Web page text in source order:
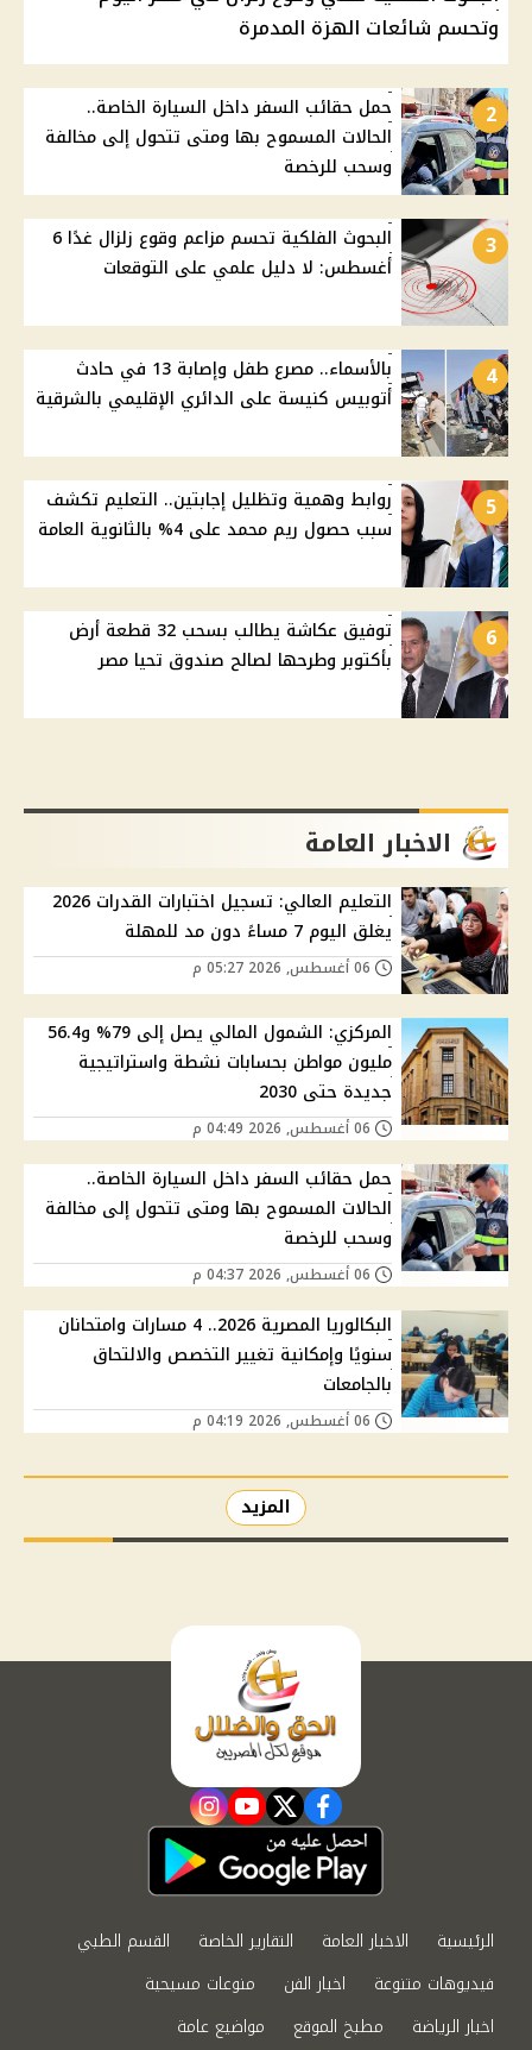
وتحسم شائعات الهزة المدمرة
2
حمل حقائب السفر داخل السيارة الخاصة..
الحالات المسموح بها ومتى تتحول إلى مخالفة
وسحب للرخصة
3
البحوث الفلكية تحسم مزاعم وقوع زلزال غدًا 6
أغسطس: لا دليل علمي على التوقعات
4
بالأسماء.. مصرع طفل وإصابة 13 في حادث
أتوبيس كنيسة على الدائري الإقليمي بالشرقية
5
روابط وهمية وتظليل إجابتين.. التعليم تكشف
سبب حصول ريم محمد على 4% بالثانوية العامة
6
توفيق عكاشة يطالب بسحب 32 قطعة أرض
بأكتوبر وطرحها لصالح صندوق تحيا مصر
الاخبار العامة
التعليم العالي: تسجيل اختبارات القدرات 2026
يغلق اليوم 7 مساءً دون مد للمهلة
المركزي: الشمول المالي يصل إلى 79% و56.4
مليون مواطن بحسابات نشطة واستراتيجية
جديدة حتى 2030
حمل حقائب السفر داخل السيارة الخاصة..
الحالات المسموح بها ومتى تتحول إلى مخالفة
وسحب للرخصة
البكالوريا المصرية 2026.. 4 مسارات وامتحانان
سنويًا وإمكانية تغيير التخصص والالتحاق
بالجامعات
المزيد
facebook
twitter
youtube
instagram
الرئيسية الاخبار العامة التقارير الخاصة
القسم الطبي
فيديوهات متنوعة
اخبار الفن
منوعات مسيحية
اخبار الرياضة
مطبخ الموقع مواضيع عامة